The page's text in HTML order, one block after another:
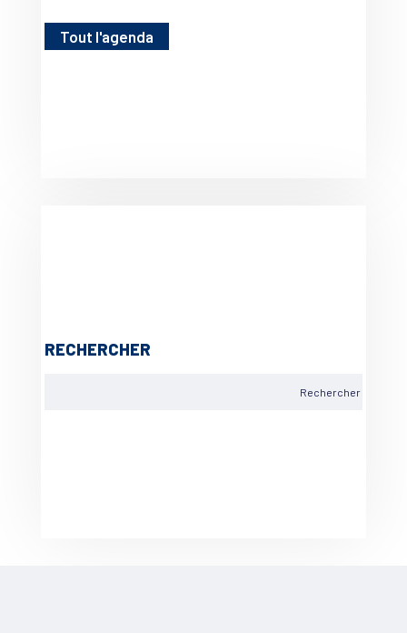
Tout l'agenda
RECHERCHER